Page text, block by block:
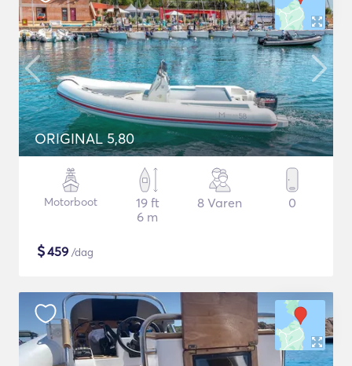
ORIGINAL 5,80
Motorboot
19 ft
6 m
8 Varen 0
$459 /dag